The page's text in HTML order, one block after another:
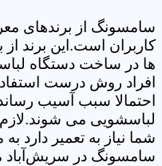
سامسونگ از برندهای
کاربران است.این برند
ها در ساخت دستگاه
افراد روش درست
احتمالا سبب آسیب
لباسشویی می
شما نیاز به تعمیر دارد
سامسونگ در سریش‌آباد